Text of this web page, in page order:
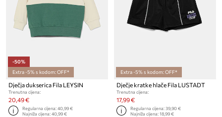
-50%
Extra -5% s kodom: OFF*
Dječja dukserica Fila LEYSIN
Trenutna cijena:
20,49 €
Regularna cijena:40,99 €
Najniža cijena:40,99 €
Extra -5% s kodom: OFF*
Dječje kratke hlače Fila LUSTADT
Trenutna cijena:
17,99 €
Regularna cijena:39,90 €
Najniža cijena:18,99 €